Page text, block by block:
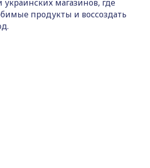
украинских магазинов, где
продукты и воссоздать